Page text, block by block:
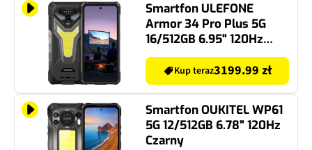
Smartfon ULEFONE
Armor 34 Pro Plus 5G
16/512GB 6.95" 120Hz
Czarny
Kup teraz3199.99 zł
Smartfon OUKITEL WP61
5G 12/512GB 6.78" 120Hz
Czarny